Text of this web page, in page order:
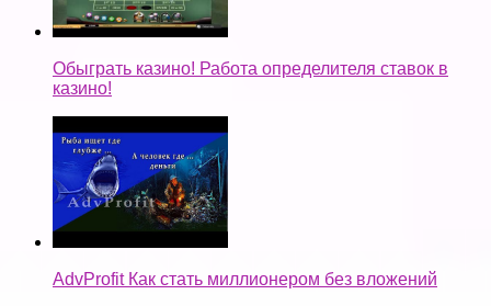
Обыграть казино! Работа определителя ставок в
казино!
AdvProfit Как стать миллионером без вложений